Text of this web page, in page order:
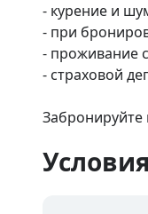
- курение и
- при
- проживание
- страховой
Забронируйте